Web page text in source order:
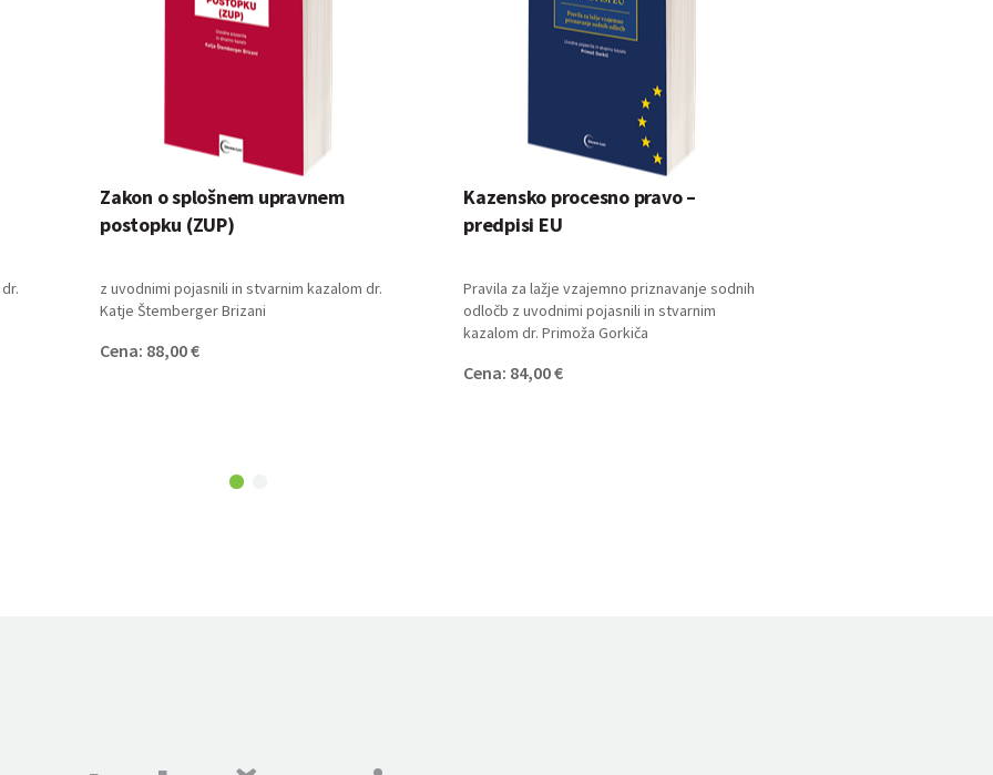
Zakon o splošnem upravnem
postopku (ZUP)
z uvodnimi pojasnili in stvarnim kazalom dr.
Katje Štemberger Brizani
Cena: 88,00 €
Kazensko procesno pravo –
predpisi EU
Pravila za lažje vzajemno priznavanje sodnih
odločb z uvodnimi pojasnili in stvarnim
kazalom dr. Primoža Gorkiča
Cena: 84,00 €